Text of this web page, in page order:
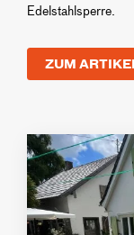
Edelstahlsperre.
ZUM